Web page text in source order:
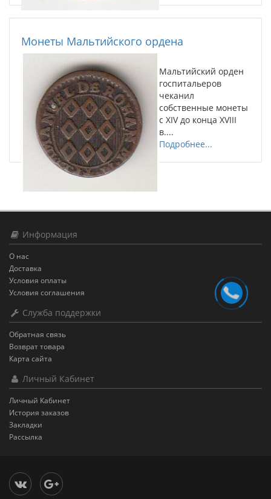
Монеты Мальтийского ордена
Мальтийский орден
госпитальеров
чеканил
собственные монеты
с XIV до конца XVIII
в....
Подробнее...
Информация
О нас
Доставка
Условия оплаты
Условия соглашения
Служба поддержки
Обратная связь
Возврат товара
Карта сайта
Личный Кабинет
Личный Кабинет
История заказов
Закладки
Рассылка